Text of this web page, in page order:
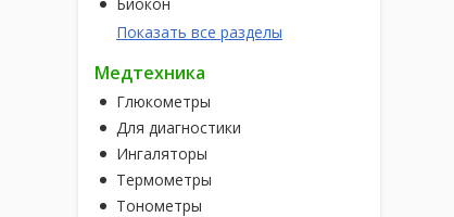
Показать все разделы
Медтехника
Глюкометры
Для диагностики
Ингаляторы
Термометры
Тонометры